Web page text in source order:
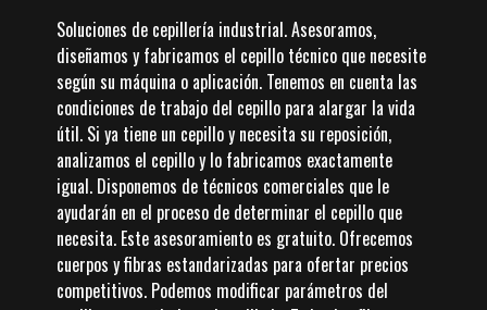
Soluciones de cepillería industrial. Asesoramos,
diseñamos y fabricamos el cepillo técnico que necesite
según su máquina o aplicación. Tenemos en cuenta las
condiciones de trabajo del cepillo para alargar la vida
útil. Si ya tiene un cepillo y necesita su reposición,
analizamos el cepillo y lo fabricamos exactamente
igual. Disponemos de técnicos comerciales que le
ayudarán en el proceso de determinar el cepillo que
necesita. Este asesoramiento es gratuito. Ofrecemos
cuerpos y fibras estandarizadas para ofertar precios
competitivos. Podemos modificar parámetros del